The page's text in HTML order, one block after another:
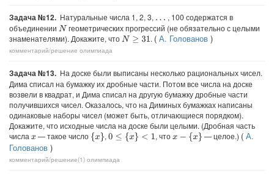
Задача №12. Натуральные числа 1, 2, 3,
…
, 100 содержатся в
объединении N геометрических прогрессий (не обязательно с целыми
знаменателями). Докажите, чтоN≥ 31 . (А. Голованов )
комментарий/решение олимпиада
Задача №13. На доске были выписаны несколько рациональных чисел.
Дима списал на бумажку их дробные части. Потом все числа на доске
возвели в квадрат, и Дима списал на другую бумажку дробные части
получившихся чисел. Оказалось, что на Диминых бумажках написаны
одинаковые наборы чисел (может быть, отличающиеся порядком).
Докажите, что исходные числа на доске были целыми. (Дробная часть
числаx — такое число {x} ,0 ≤{x }<1 , чтоx− {x — целое.) (А.
Голованов )
комментарий/решение(1) олимпиада